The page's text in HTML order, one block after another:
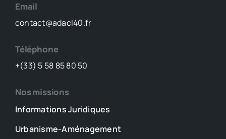
Email
contact@adacl40.fr
Téléphone
+(33) 5 58 85 80 50
Nos missions
Informations Juridiques
Urbanisme-Aménagement